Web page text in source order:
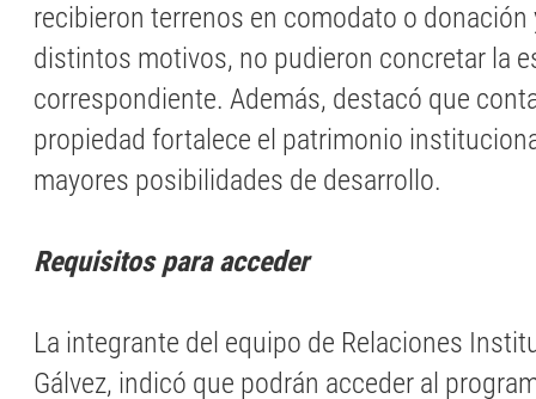
recibieron terrenos en comodato o donación
distintos motivos, no pudieron concretar la
correspondiente. Además, destacó que
propiedad fortalece el patrimonio
mayores posibilidades de desarrollo.
Requisitos para acceder
La integrante del equipo de Relaciones
Gálvez, indicó que podrán acceder al